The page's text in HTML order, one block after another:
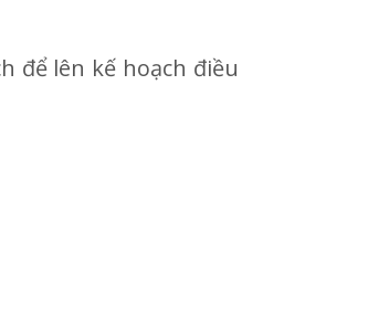
để lên kế hoạch điều